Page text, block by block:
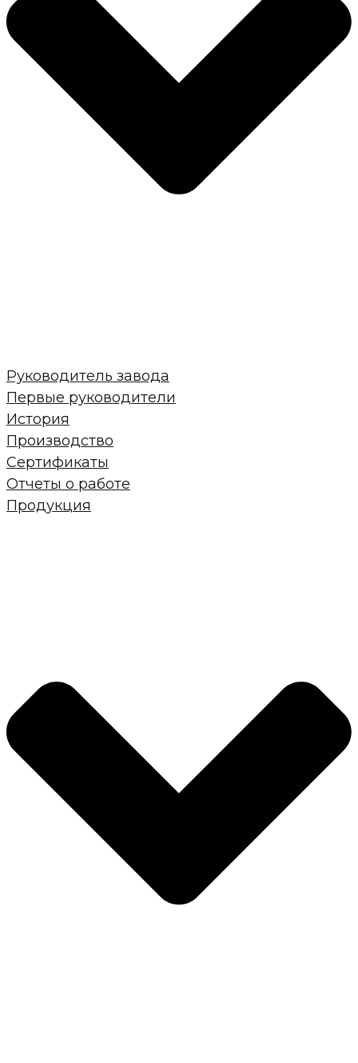
Руководитель завода
Первые руководители
История
Производство
Сертификаты
Отчеты о работе
Продукция